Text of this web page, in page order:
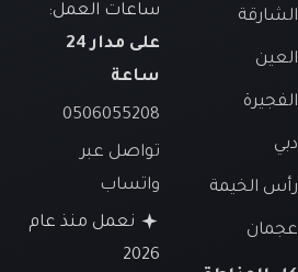
الشارقة
العين
الفجيرة
دبي
رأس الخيمة
عجمان
ساعات العمل:
على مدار 24
ساعة
0506055208
تواصل عبر
واتساب
نعمل منذ عام
2026